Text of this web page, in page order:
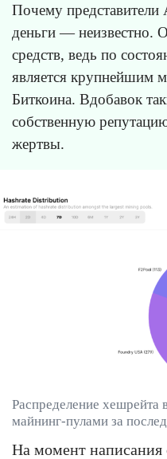
Почему
деньги — неизвестно.
средств, ведь по
является крупнейшим
Биткоина. Вдобавок
собственную
жертвы.
Распределение хешрейта
майнинг-пулами за
На момент написания